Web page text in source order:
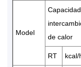
Model
de calor
RT kcal/